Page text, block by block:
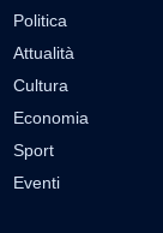
Politica
Attualità
Cultura
Economia
Sport
Eventi